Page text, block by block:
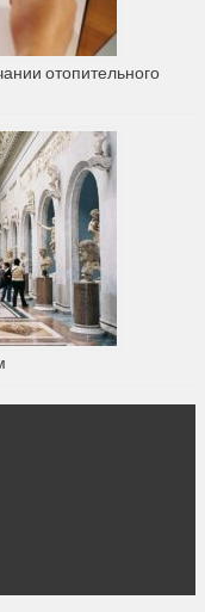
отопительного